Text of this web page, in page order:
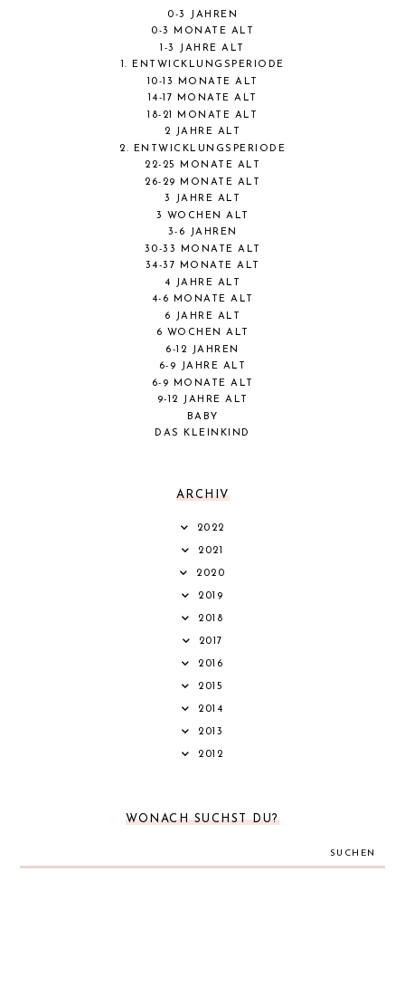
0-3 JAHREN
0-3 MONATE ALT
1-3 JAHRE ALT
1. ENTWICKLUNGSPERIODE
10-13 MONATE ALT
14-17 MONATE ALT
18-21 MONATE ALT
2 JAHRE ALT
2. ENTWICKLUNGSPERIODE
22-25 MONATE ALT
26-29 MONATE ALT
3 JAHRE ALT
3 WOCHEN ALT
3-6 JAHREN
30-33 MONATE ALT
34-37 MONATE ALT
4 JAHRE ALT
4-6 MONATE ALT
6 JAHRE ALT
6 WOCHEN ALT
6-12 JAHREN
6-9 JAHRE ALT
6-9 MONATE ALT
9-12 JAHRE ALT
BABY
DAS KLEINKIND
ARCHIV
2022
2021
2020
2019
2018
2017
2016
2015
2014
2013
2012
WONACH SUCHST DU?
SUCHEN